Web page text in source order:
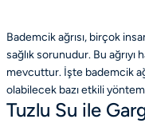
Bademcik ağrısı, birçok
sağlık sorunudur. Bu
mevcuttur. İşte bademcik
olabilecek bazı etkili
Tuzlu Su ile